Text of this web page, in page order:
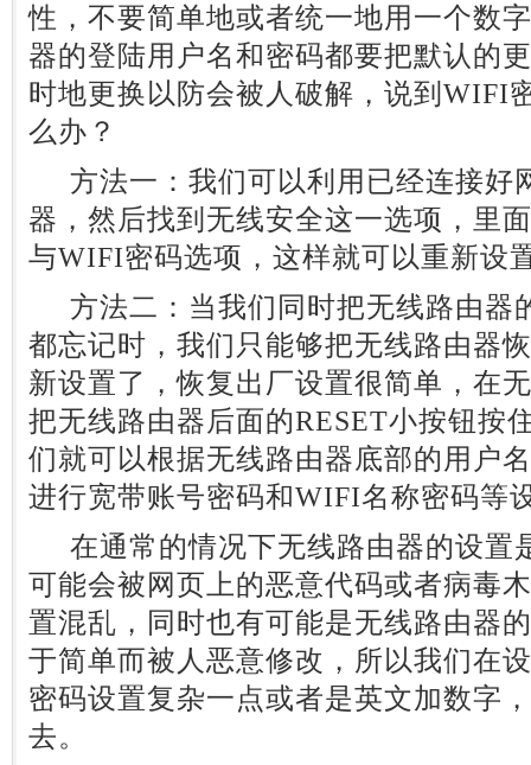
性，不要简单地或者统一地用一个数
器的登陆用户名和密码都要把默认的
时地更换以防会被人破解，说到WIFI
么办？
方法一：我们可以利用已经连接好
器，然后找到无线安全这一选项，里
与WIFI密码选项，这样就可以重新设
方法二：当我们同时把无线路由器
都忘记时，我们只能够把无线路由器
新设置了，恢复出厂设置很简单，在
把无线路由器后面的RESET小按钮按
们就可以根据无线路由器底部的用户
进行宽带账号密码和WIFI名称密码等
在通常的情况下无线路由器的设置
可能会被网页上的恶意代码或者病毒
置混乱，同时也有可能是无线路由器
于简单而被人恶意修改，所以我们在
密码设置复杂一点或者是英文加数字
去。